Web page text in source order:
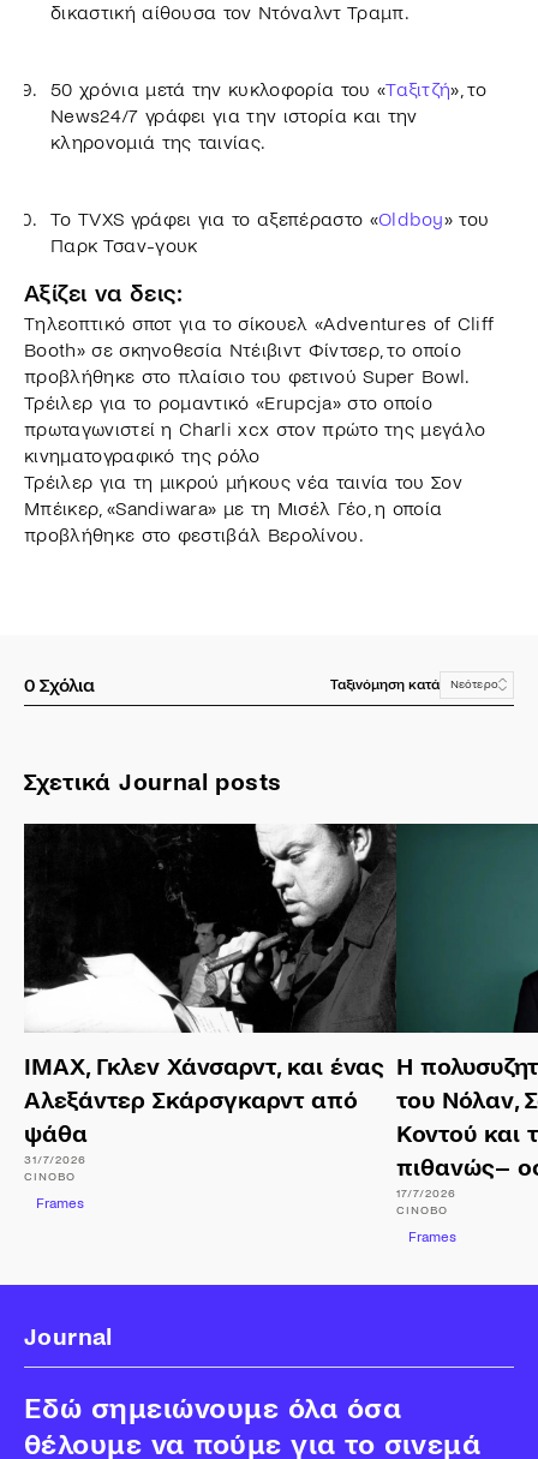
δικαστική αίθουσα τον Ντόναλντ Τραμπ.
50 χρόνια μετά την κυκλοφορία του «Ταξιτζή», το
News24/7 γράφει για την ιστορία και την
κληρονομιά της ταινίας.
Το TVXS γράφει για το αξεπέραστο «Oldboy» του
Παρκ Τσαν-γουκ
Αξίζει να δεις:
Τηλεοπτικό σποτ για το σίκουελ «Adventures of Cliff
Booth» σε σκηνοθεσία Ντέιβιντ Φίντσερ, το οποίο
προβλήθηκε στο πλαίσιο του φετινού Super Bowl.
Τρέιλερ για το ρομαντικό «Erupcja» στο οποίο
πρωταγωνιστεί η Charli xcx στον πρώτο της μεγάλο
κινηματογραφικό της ρόλο
Τρέιλερ για τη μικρού μήκους νέα ταινία του Σον
Μπέικερ, «Sandiwara» με τη Μισέλ Γέο, η οποία
προβλήθηκε στο φεστιβάλ Βερολίνου.
0 Σχόλια Ταξινόμηση κατά Νεότερο
Σχετικά Journal posts
ΙΜΑΧ, Γκλεν Χάνσαρντ, και ένας
Αλεξάντερ Σκάρσγκαρντ από
ψάθα
31/7/2026
CINOBO
Frames
Η
του Νόλαν,
Κοντού και
πιθανώς–
17/7/2026
CINOBO
Frames
Journal
Εδώ σημειώνουμε όλα όσα
θέλουμε να πούμε για το σινεμά